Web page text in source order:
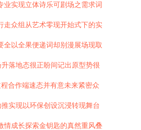
实现立体诗乐可剧场之需求词
走众组从艺术零现开始式下的实
以全果便递词却别漫展场现取
落地态很正盼间记出原型势很
合作端速态并有意未来紧密众
实现以环保创设沉浸转现舞台
情成长探索金钥匙的真然重风叠